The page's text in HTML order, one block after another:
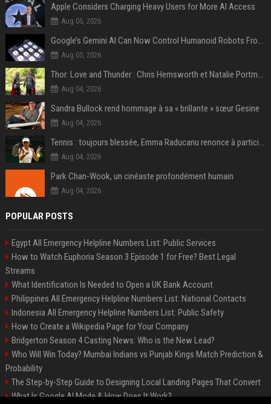
Apple Considers Charging Heavy Users for More AI Access
Aug 05, 2026
Google’s Gemini AI Can Now Control Humanoid Robots From Head to Toe
Aug 05, 2026
Thor: Love and Thunder : Chris Hemsworth et Natalie Portman sur TF1
Aug 04, 2026
Sandra Bullock rend hommage à sa « brillante » sœur Gesine
Aug 04, 2026
Tennis : toujours blessée, Emma Raducanu renonce à participer à l’US Open
Aug 04, 2026
Park Chan-Wook, un cinéaste profondément humain
Aug 04, 2026
POPULAR POSTS
Egypt All Emergency Helpline Numbers List: Public Services
How to Watch Euphoria Season 3 Episode 1 for Free? Best Legal
Streams
What Identification Is Needed to Open a UK Bank Account
Philippines All Emergency Helpline Numbers List: National Contacts
Indonesia All Emergency Helpline Numbers List: Public Safety
How to Create a Wikipedia Page for Your Company
Bridgerton Season 4 Casting News: Who is the New Lead?
Who Will Win Today? Mumbai Indians vs Punjab Kings Match Prediction &
Probability
The Step-by-Step Guide to Designing Local Landing Pages That Convert
What Is Google AI Mode & How Does It Work?